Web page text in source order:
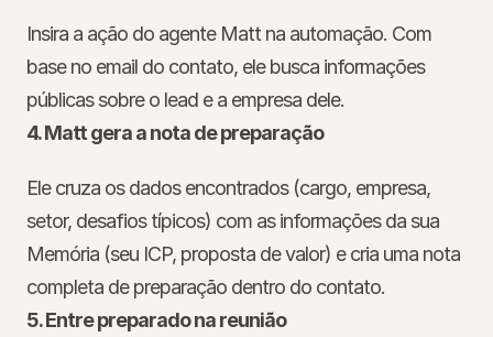
Insira a ação do agente Matt na automação. Com
base no email do contato, ele busca informações
públicas sobre o lead e a empresa dele.
4. Matt gera a nota de preparação
Ele cruza os dados encontrados (cargo, empresa,
setor, desafios típicos) com as informações da sua
Memória (seu ICP, proposta de valor) e cria uma nota
completa de preparação dentro do contato.
5. Entre preparado na reunião